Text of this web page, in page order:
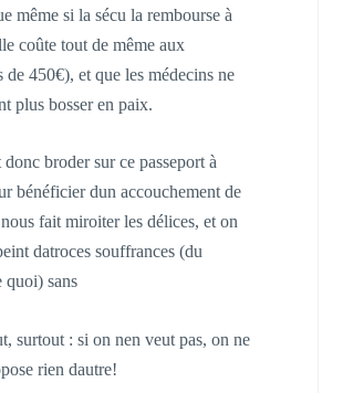
même si la sécu la rembourse à
coûte tout de même aux
de 450€), et que les médecins ne
plus bosser en paix.
broder sur ce passeport à
bénéficier dun accouchement de
fait miroiter les délices, et on
datroces souffrances (du
quoi) sans
surtout : si on nen veut pas, on ne
rien dautre!